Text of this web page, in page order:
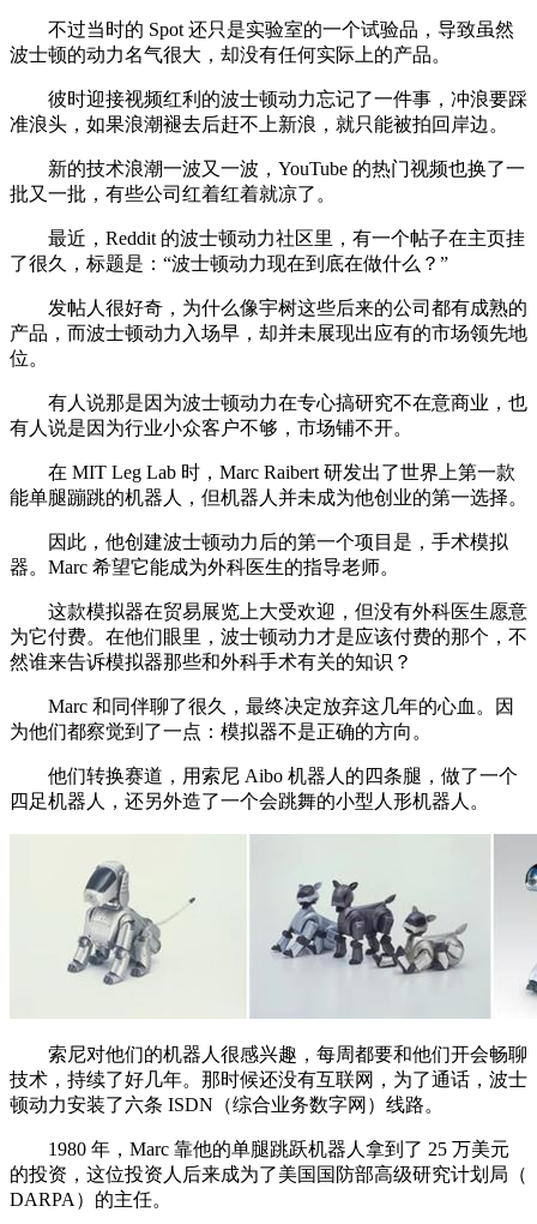
不过当时的 Spot 还只是实验室的一个试验品，导致虽然
波士顿的动力名气很大，却没有任何实际上的产品。
彼时迎接视频红利的波士顿动力忘记了一件事，冲浪要踩
准浪头，如果浪潮褪去后赶不上新浪，就只能被拍回岸边。
新的技术浪潮一波又一波，YouTube 的热门视频也换了一
批又一批，有些公司红着红着就凉了。
最近，Reddit 的波士顿动力社区里，有一个帖子在主页挂
了很久，标题是：“波士顿动力现在到底在做什么？”
发帖人很好奇，为什么像宇树这些后来的公司都有成熟的
产品，而波士顿动力入场早，却并未展现出应有的市场领先地
位。
有人说那是因为波士顿动力在专心搞研究不在意商业，也
有人说是因为行业小众客户不够，市场铺不开。
在 MIT Leg Lab 时，Marc Raibert 研发出了世界上第一款
能单腿蹦跳的机器人，但机器人并未成为他创业的第一选择。
因此，他创建波士顿动力后的第一个项目是，手术模拟
器。Marc 希望它能成为外科医生的指导老师。
这款模拟器在贸易展览上大受欢迎，但没有外科医生愿意
为它付费。在他们眼里，波士顿动力才是应该付费的那个，不
然谁来告诉模拟器那些和外科手术有关的知识？
Marc 和同伴聊了很久，最终决定放弃这几年的心血。因
为他们都察觉到了一点：模拟器不是正确的方向。
他们转换赛道，用索尼 Aibo 机器人的四条腿，做了一个
四足机器人，还另外造了一个会跳舞的小型人形机器人。
索尼对他们的机器人很感兴趣，每周都要和他们开会畅聊
技术，持续了好几年。那时候还没有互联网，为了通话，波士
顿动力安装了六条 ISDN（综合业务数字网）线路。
1980 年，Marc 靠他的单腿跳跃机器人拿到了 25 万美元
的投资，这位投资人后来成为了美国国防部高级研究计划局（
DARPA）的主任。